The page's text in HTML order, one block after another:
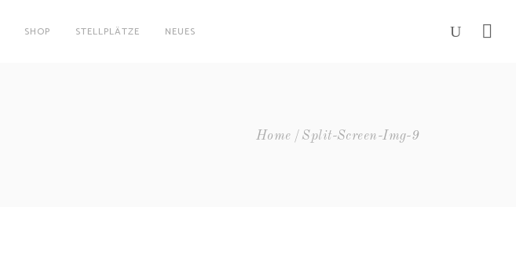
SHOP STELLPLÄTZE NEUES
Home Split-Screen-Img-9